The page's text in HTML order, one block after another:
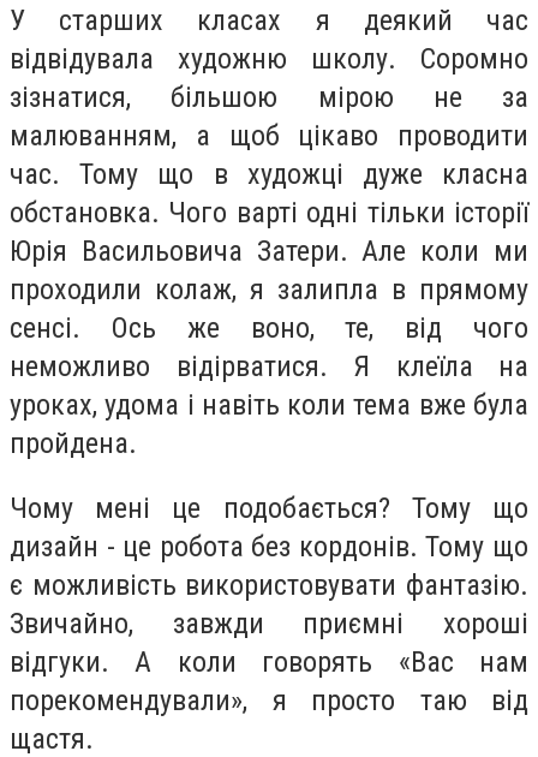
У старших класах я деякий час
відвідувала художню школу. Соромно
зізнатися, більшою мірою не за
малюванням, а щоб цікаво проводити
час. Тому що в художці дуже класна
обстановка. Чого варті одні тільки історії
Юрія Васильовича Затери. Але коли ми
проходили колаж, я залипла в прямому
сенсі. Ось же воно, те, від чого
неможливо відірватися. Я клеїла на
уроках, удома і навіть коли тема вже була
пройдена.
Чому мені це подобається? Тому що
дизайн - це робота без кордонів. Тому що
є можливість використовувати фантазію.
Звичайно, завжди приємні хороші
відгуки. А коли говорять «Вас нам
порекомендували», я просто таю від
щастя.